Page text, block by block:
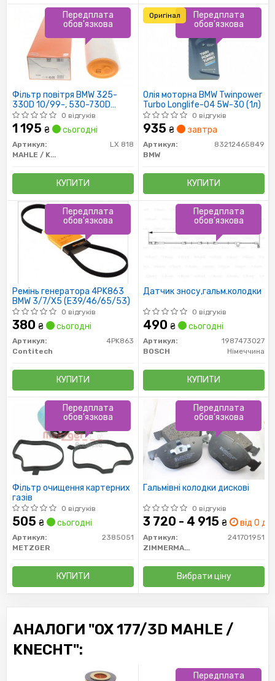
Фільтр повітря BMW 325-
330D 10/99-, 530-730D
08/98-, X3/X5/X6 3.0D
05/01-
0 відгуків
1 195 ₴ сьогодні
Артикул:
LX 818
MAHLE / KNECHT
КУПИТИ
Передплата
обов'язкова
Олія моторна BMW Twinpower
Turbo Longlife-04 5W-30 (1л)
0 відгуків
935 ₴ завтра
Артикул:
83212465849
BMW
КУПИТИ
Передплата
обов'язкова
Оригінал
Ремінь генератора 4PK863
BMW 3/7/X5 (E39/46/65/53)
0 відгуків
380 ₴ сьогодні
Артикул:
4PK863
Contitech
КУПИТИ
Передплата
обов'язкова
Датчик зносу,гальм.колодки
0 відгуків
490 ₴ сьогодні
Артикул:
1987473027
BOSCH
Німеччина
КУПИТИ
Передплата
обов'язкова
Фільтр очищення картерних
газів
0 відгуків
505 ₴ сьогодні
Артикул:
2385051
METZGER
КУПИТИ
Передплата
обов'язкова
Гальмівні колодки дискові
0 відгуків
3 720 - 4 915 ₴ від 0 дн.
Артикул:
241701951
ZIMMERMANN
Вибрати ціну
Передплата
обов'язкова
АНАЛОГИ "OX 177/3D MAHLE /
KNECHT":
Передплата